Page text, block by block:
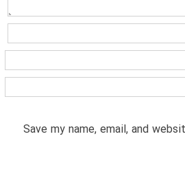
Save my name, email, and